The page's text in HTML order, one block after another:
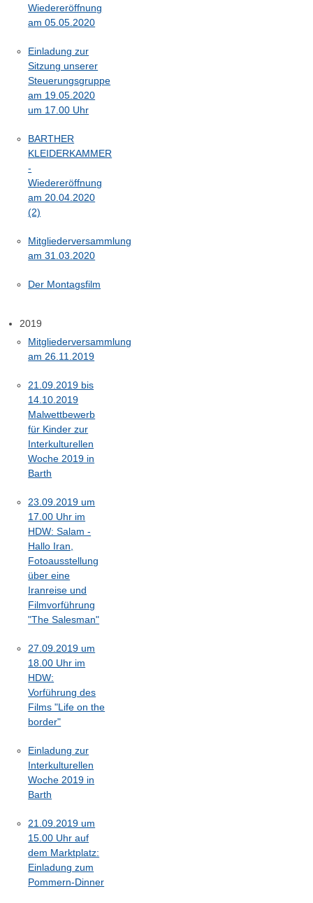
Wiedereröffnung
am 05.05.2020
Einladung zur
Sitzung unserer
Steuerungsgruppe
am 19.05.2020
um 17.00 Uhr
BARTHER
KLEIDERKAMMER
-
Wiedereröffnung
am 20.04.2020
(2)
Mitgliederversammlung
am 31.03.2020
Der Montagsfilm
2019
Mitgliederversammlung
am 26.11.2019
21.09.2019 bis
14.10.2019
Malwettbewerb
für Kinder zur
Interkulturellen
Woche 2019 in
Barth
23.09.2019 um
17.00 Uhr im
HDW: Salam -
Hallo Iran,
Fotoausstellung
über eine
Iranreise und
Filmvorführung
"The Salesman"
27.09.2019 um
18.00 Uhr im
HDW:
Vorführung des
Films "Life on the
border"
Einladung zur
Interkulturellen
Woche 2019 in
Barth
21.09.2019 um
15.00 Uhr auf
dem Marktplatz:
Einladung zum
Pommern-Dinner